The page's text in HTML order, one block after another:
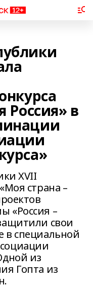
Россия» в
XVII
страна –
«Россия –
свои
в специальной
из
Гопта из